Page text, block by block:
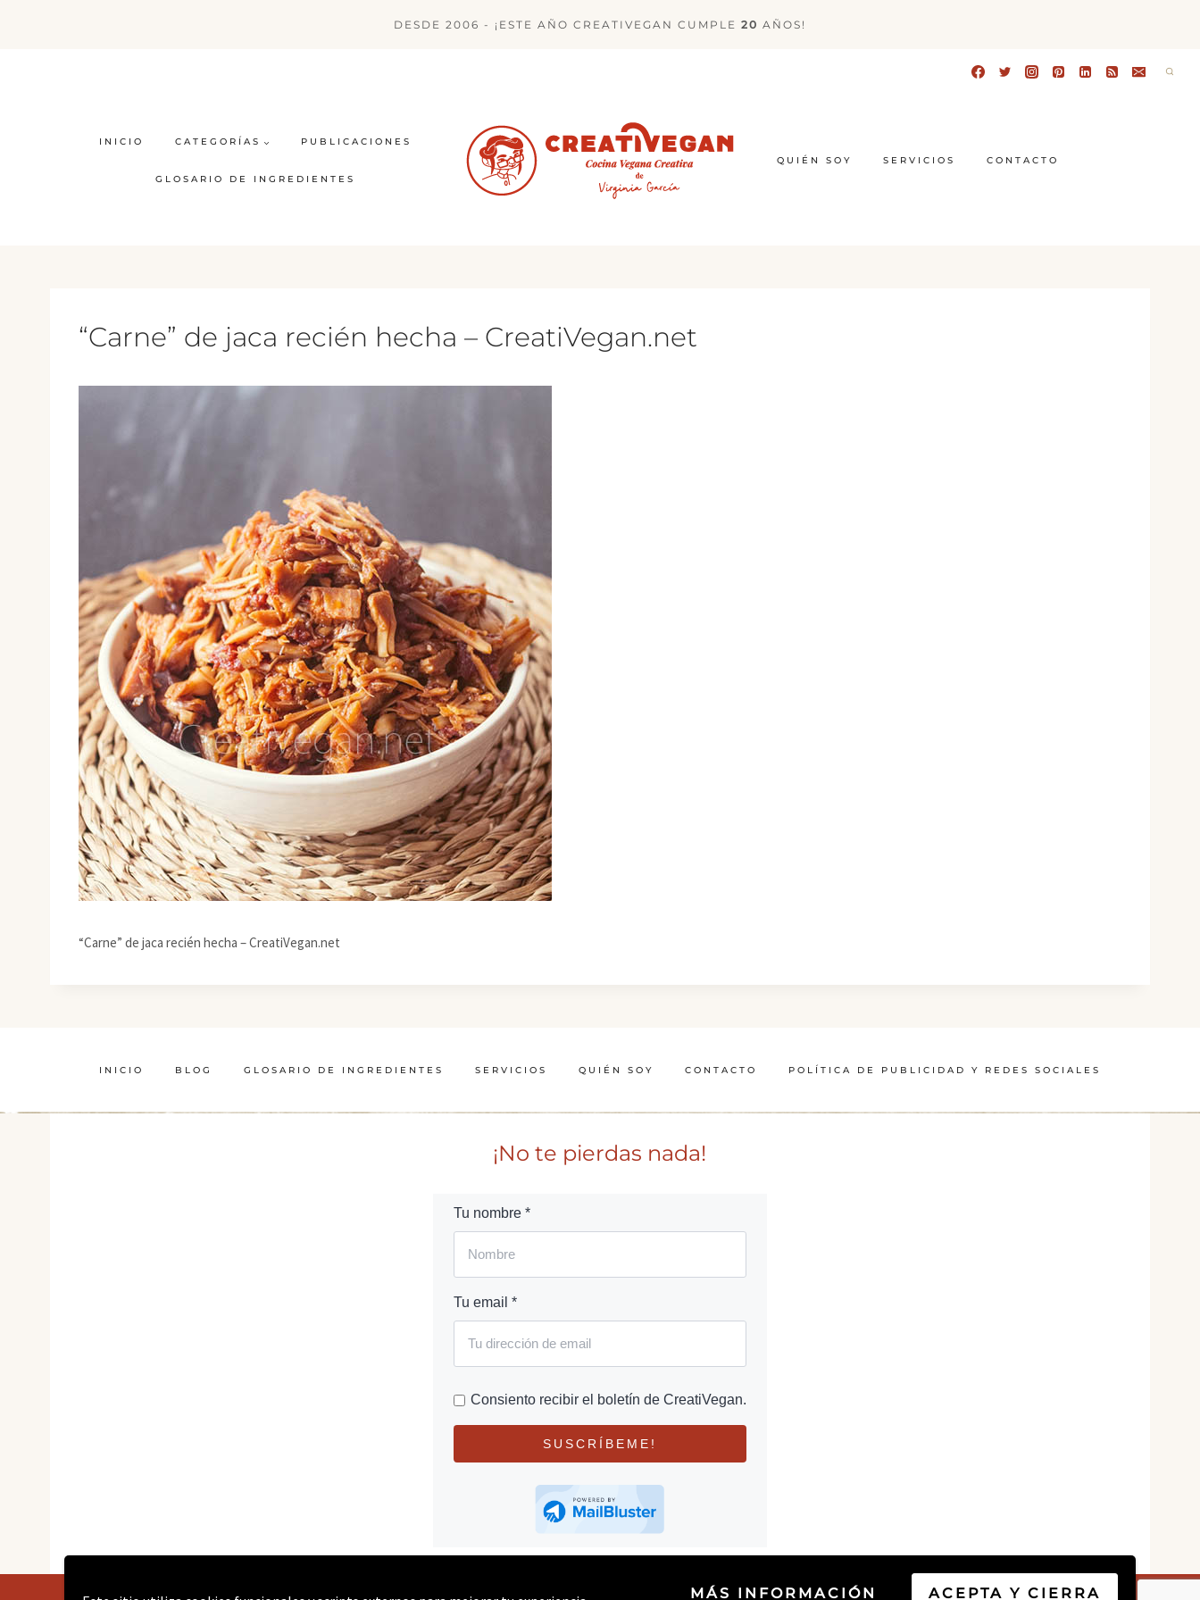
MÁS INFORMACIÓN ACEPTA Y CIERRA
DESDE 2006 - ¡ESTE AÑO CREATIVEGAN CUMPLE 20 AÑOS!
INICIO CATEGORÍAS PUBLICACIONES
GLOSARIO DE INGREDIENTES
QUIÉN SOY SERVICIOS CONTACTO
“Carne” de jaca recién hecha – CreatiVegan.net
“Carne” de jaca recién hecha – CreatiVegan.net
INICIO BLOG GLOSARIO DE INGREDIENTES SERVICIOS QUIÉN SOY CONTACTO POLÍTICA DE PUBLICIDAD Y REDES SOCIALES
¡No te pierdas nada!
Tu nombre *
Tu email *
Consiento recibir el boletín de CreatiVegan.
SUSCRÍBEME!